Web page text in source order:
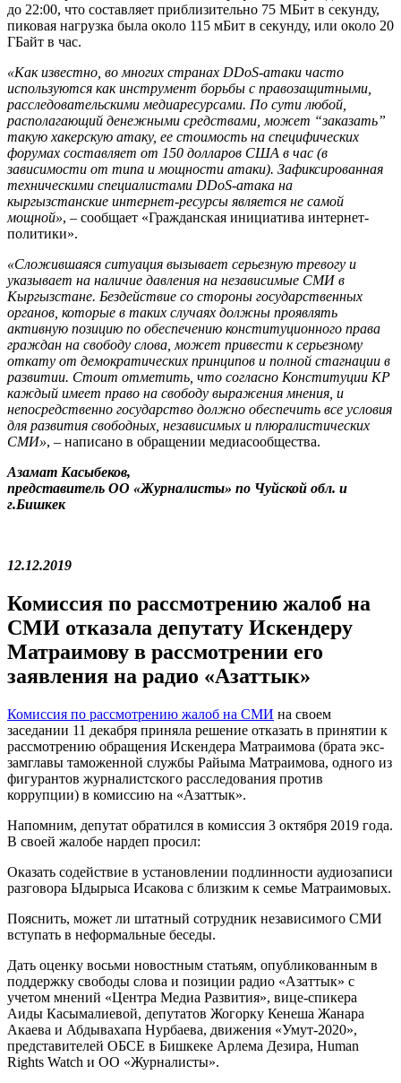
до 22:00, что составляет приблизительно 75 МБит в секунду,
пиковая нагрузка была около 115 мБит в секунду, или около 20
ГБайт в час.
«Как известно, во многих странах DDoS-атаки часто
используются как инструмент борьбы с правозащитными,
расследовательскими медиаресурсами. По сути любой,
располагающий денежными средствами, может “заказать”
такую хакерскую атаку, ее стоимость на специфических
форумах составляет от 150 долларов США в час (в
зависимости от типа и мощности атаки). Зафиксированная
техническими специалистами DDoS-атака на
кыргызстанские интернет-ресурсы является не самой
мощной», – сообщает «Гражданская инициатива интернет-
политики».
«Сложившаяся ситуация вызывает серьезную тревогу и
указывает на наличие давления на независимые СМИ в
Кыргызстане. Бездействие со стороны государственных
органов, которые в таких случаях должны проявлять
активную позицию по обеспечению конституционного права
граждан на свободу слова, может привести к серьезному
откату от демократических принципов и полной стагнации в
развитии. Стоит отметить, что согласно Конституции КР
каждый имеет право на свободу выражения мнения, и
непосредственно государство должно обеспечить все условия
для развития свободных, независимых и плюралистических
СМИ», – написано в обращении медиасообщества.
Азамат Касыбеков,
представитель ОО «Журналисты» по Чуйской обл. и
г.Бишкек
12.12.2019
Комиссия по рассмотрению жалоб на
СМИ отказала депутату Искендеру
Матраимову в рассмотрении его
заявления на радио «Азаттык»
Комиссия по рассмотрению жалоб на СМИ на своем
заседании 11 декабря приняла решение отказать в принятии к
рассмотрению обращения Искендера Матраимова (брата экс-
замглавы таможенной службы Райыма Матраимова, одного из
фигурантов журналистского расследования против
коррупции) в комиссию на «Азаттык».
Напомним, депутат обратился в комиссия 3 октября 2019 года.
В своей жалобе нардеп просил:
Оказать содействие в установлении подлинности аудиозаписи
разговора Ыдырыса Исакова с близким к семье Матраимовых.
Пояснить, может ли штатный сотрудник независимого СМИ
вступать в неформальные беседы.
Дать оценку восьми новостным статьям, опубликованным в
поддержку свободы слова и позиции радио «Азаттык» с
учетом мнений «Центра Медиа Развития», вице-спикера
Аиды Касымалиевой, депутатов Жогорку Кенеша Жанара
Акаева и Абдывахапа Нурбаева, движения «Умут-2020»,
представителей ОБСЕ в Бишкеке Арлема Дезира, Human
Rights Watch и ОО «Журналисты».